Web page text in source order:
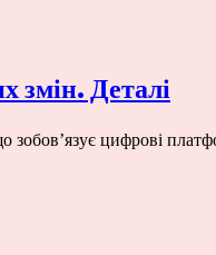
змін. Деталі
зобов’язує цифрові